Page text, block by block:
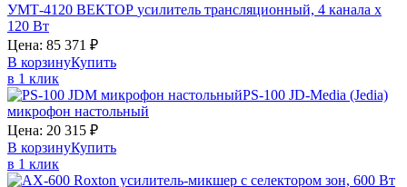
УМТ-4120 ВЕКТОР усилитель трансляционный, 4 канала х
120 Вт
Цена: 85 371 ₽
В корзинуКупить
в 1 клик
PS-100 JD-Media (Jedia)
микрофон настольный
Цена: 20 315 ₽
В корзинуКупить
в 1 клик